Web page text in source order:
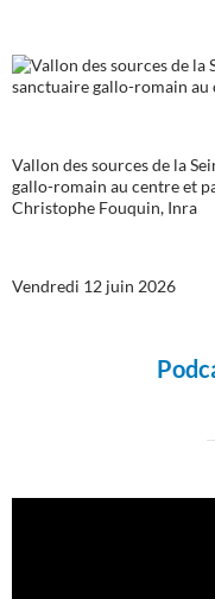
Vallon des sources de la
gallo-romain au centre et
Christophe Fouquin, Inra
Vendredi 12 juin 2026